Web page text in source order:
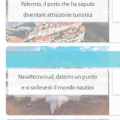
Palermo, il porto che ha saputo
diventare attrazione turistica
Navaltecnosud, datemi un punto
e vi solleverò il mondo nautico